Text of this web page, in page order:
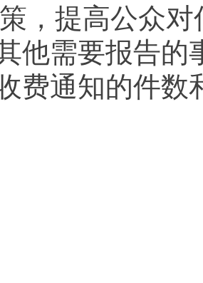
，提高公众
他需要报告的
费通知的件数